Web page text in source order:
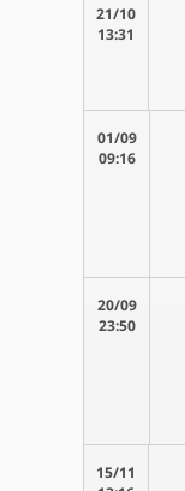
21/10
13:31
01/09
09:16
20/09
23:50
15/11